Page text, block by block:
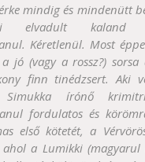
mindig és mindenütt
elvadult kaland
Kéretlenül. Most
jó (vagy a rossz?)
finn tinédzsert. Aki
írónő
fordulatos és
első kötetét, a
a Lumikki (magyarul